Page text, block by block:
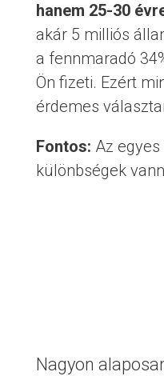
hanem 25-30
akár 5 milliós
a fennmaradó
Ön fizeti. Ezért
érdemes
Fontos: Az
különbségek
Nagyon